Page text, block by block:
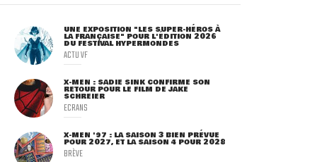
UNE EXPOSITION "LES SUPER-HÉROS À
LA FRANÇAISE" POUR L'ÉDITION 2026
DU FESTIVAL HYPERMONDES
ACTU VF
X-MEN : SADIE SINK CONFIRME SON
RETOUR POUR LE FILM DE JAKE
SCHREIER
ECRANS
X-MEN '97 : LA SAISON 3 BIEN PRÉVUE
POUR 2027, ET LA SAISON 4 POUR 2028
BRÈVE